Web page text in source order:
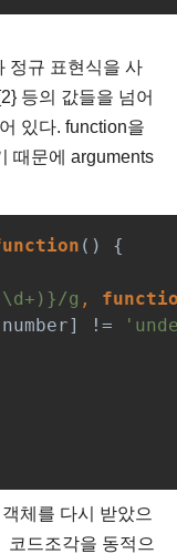
정규 표현식을 사
등의 값들을 넘어
있다. function을
때문에 arguments
() {
g ,
!=
체를 다시 받았으
코드조각을 동적으